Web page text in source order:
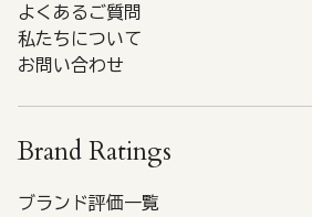
よくあるご質問
私たちについて
お問い合わせ
Brand Ratings
ブランド評価一覧